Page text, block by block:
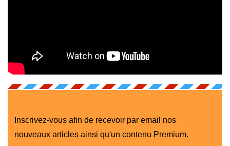
Inscrivez-vous afin de recevoir par email nos
nouveaux articles ainsi qu'un contenu Premium.